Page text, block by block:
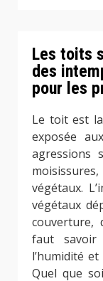
Les toits
des
pour les
Le toit est
exposée
agressions
végétaux.
végétaux
couverture,
faut savoir
l’humidité
Quel que